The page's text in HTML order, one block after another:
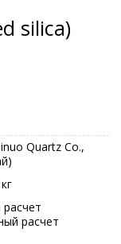
silica)
Quartz Co.,
расчет